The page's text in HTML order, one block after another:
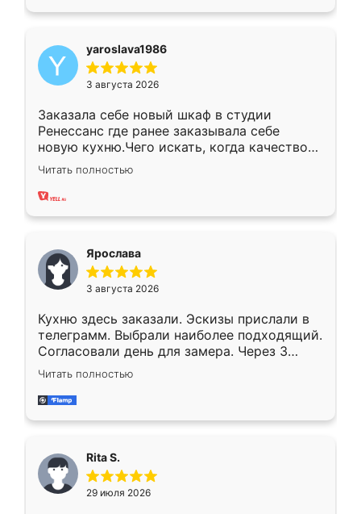
yaroslava1986
3 августа 2026
Заказала себе новый шкаф в студии
Ренессанс где ранее заказывала себе
новую кухню.Чего искать, когда качеством
вполне довольна. Служит кухня уже почти
два года, нареканий нет.
Читать полностью
Ярослава
3 августа 2026
Кухню здесь заказали. Эскизы прислали в
телеграмм. Выбрали наиболее подходящий.
Согласовали день для замера. Через 3
недели кухня была уже готова. Остались
довольны работой. Спасибо Ренессанс
мебель за качественную работу!
Читать полностью
Rita S.
29 июля 2026